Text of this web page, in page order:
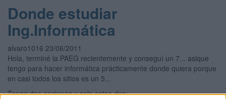
Donde estudiar
Ing.Informática
alvaro1016 23/06/2011
Hola, terminé la PAEG recientemente y conseguí un 7... asique
tengo para hacer informática prácticamente donde quiera porque
en casi todos los sitios es un 5...
Tengo dos opciones y solo estas dos: